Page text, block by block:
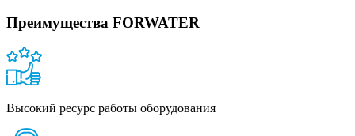
Преимущества FORWATER
Высокий ресурс работы оборудования